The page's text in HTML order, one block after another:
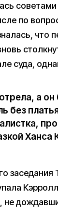
по
что
суда,
а
без
Ханса
не